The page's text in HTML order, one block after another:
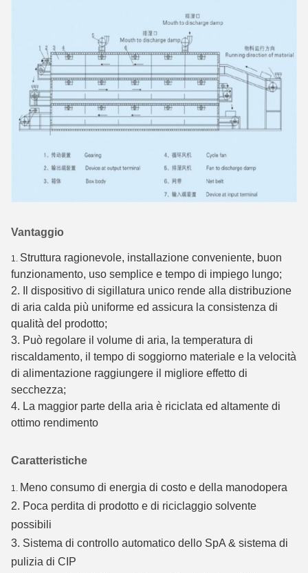
Vantaggio
1. Struttura ragionevole, installazione conveniente, buon
funzionamento, uso semplice e tempo di impiego lungo;
2. Il dispositivo di sigillatura unico rende alla distribuzione
di aria calda più uniforme ed assicura la consistenza di
qualità del prodotto;
3. Può regolare il volume di aria, la temperatura di
riscaldamento, il tempo di soggiorno materiale e la velocità
di alimentazione raggiungere il migliore effetto di
secchezza;
4. La maggior parte della aria è riciclata ed altamente di
ottimo rendimento
Caratteristiche
1.
Meno consumo di energia di costo e della manodopera
2. Poca perdita di prodotto e di riciclaggio solvente
possibili
3. Sistema di controllo automatico dello SpA & sistema di
pulizia di CIP